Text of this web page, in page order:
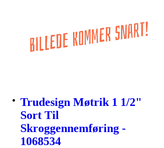
Trudesign Møtrik 1 1/2"
Sort Til
Skroggennemføring -
1068534